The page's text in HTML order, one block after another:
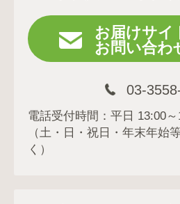
お届けサイ
お問い合わ
03-
電話受付時間：平日 13:00～
（土・日・祝日・年末年始
く）